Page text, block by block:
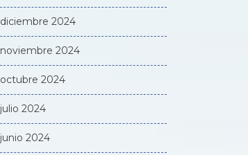
diciembre 2024
noviembre 2024
octubre 2024
julio 2024
junio 2024